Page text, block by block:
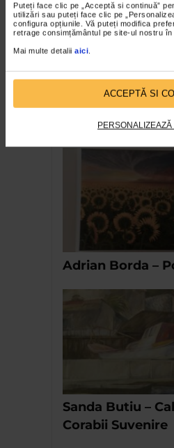
Puteți face clic pe „Acceptă si continuă”
utilizări sau puteți face clic pe
configura opțiunile. Vă puteți modifica
retrage consimțământul pe site-ul nostru în
Mai multe detalii aici
ACCEPTĂ SI
Expozitia Martie la
Adrian Borda –
Sanda Butiu –
Corabii Suvenire